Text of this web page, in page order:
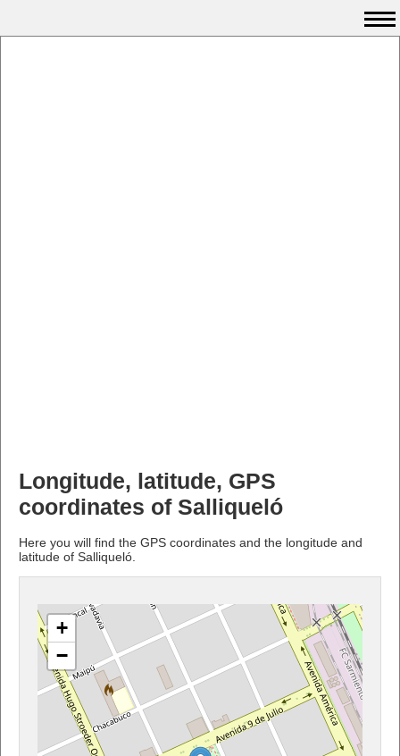
Longitude, latitude, GPS
coordinates of Salliqueló
Here you will find the GPS coordinates and the longitude and
latitude of Salliqueló.
+
−